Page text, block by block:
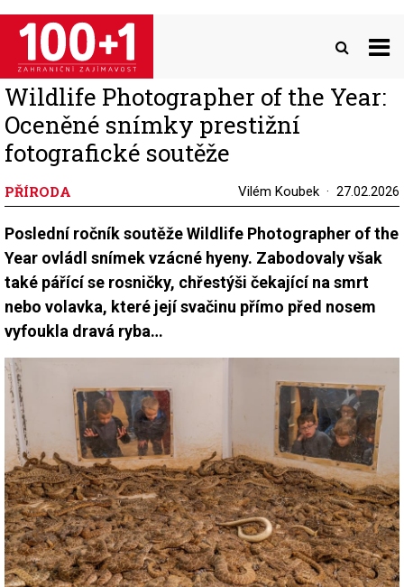
Přejít
hlavnímu
obsahu
Wildlife Photographer of the Year:
Oceněné snímky prestižní
fotografické soutěže
PŘÍRODA Vilém Koubek 27.02.2026
Poslední ročník soutěže Wildlife Photographer of the
Year ovládl snímek vzácné hyeny. Zabodovaly však
také pářící se rosničky, chřestýši čekající na smrt
nebo volavka, které její svačinu přímo před nosem
vyfoukla dravá ryba…